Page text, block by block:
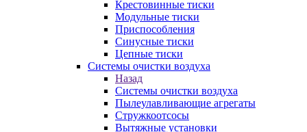
Крестовинные тиски
Модульные тиски
Приспособления
Синусные тиски
Цепные тиски
Системы очистки воздуха
Назад
Системы очистки воздуха
Пылеулавливающие агрегаты
Стружкоотсосы
Вытяжные установки